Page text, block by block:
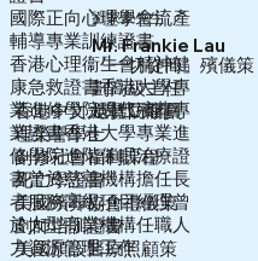
國際正向心理學會流產
輔導專業訓練證書
香港心理衞生會精神健
康急救證書香港大學專
業進修學院現代殯葬專
業證書香港大學專業進
修學院進階催眠治療證
書曾於慈善機構擔任長
者服務高級項目經理曾
於大型商業機構任職人
力資源管理工作
香港中文大學工商管
理榮譽學士
副修社會福利課程
死亡學證書
美國殯葬協會禮儀策
劃師培訓證書
美國預設醫療照顧策
劉家豪先生
「一切從簡」殯儀策
劃高級主任
遺體防腐員
Mr. Frankie Lau